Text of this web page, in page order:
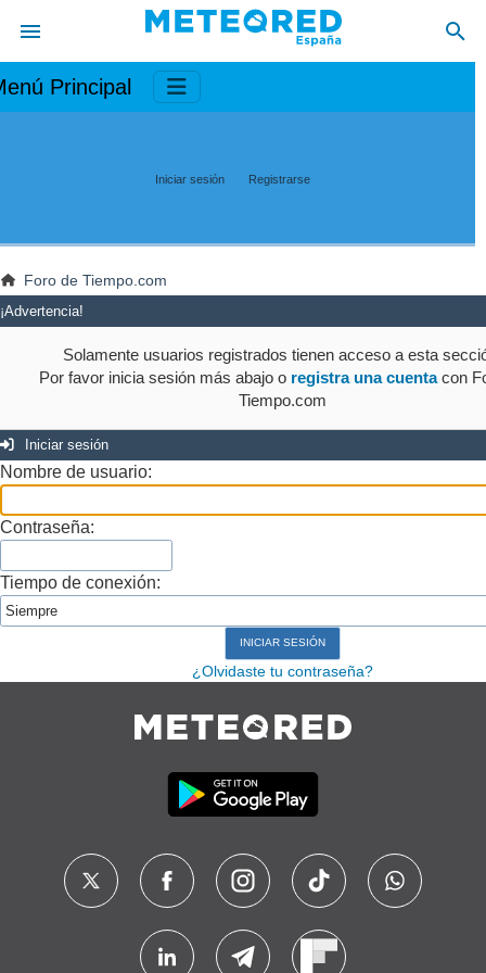
Principal
Iniciar sesión Registrarse
Foro de Tiempo.com
¡Advertencia!
Solamente usuarios registrados tienen acceso a esta
Por favor inicia sesión más abajo o registra una cuentacon
Tiempo.com
Iniciar sesión
Nombre de usuario:
Contraseña:
Tiempo de conexión:
¿Olvidaste tu contraseña?